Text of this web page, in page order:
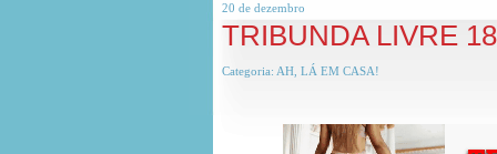
20 de dezembro
TRIBUNDA LIVRE
Categoria: AH, LÁ EM CASA!